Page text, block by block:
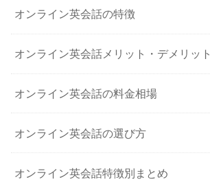
オンライン英会話の特徴
オンライン英会話メリット・デメリット
オンライン英会話の料金相場
オンライン英会話の選び方
オンライン英会話特徴別まとめ